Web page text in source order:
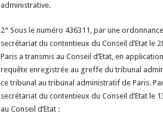
administrative.
2° Sous le numéro 436311, par une
secrétariat du contentieux du Conseil d’Etat
Paris a transmis au Conseil d’Etat, en
requête enregistrée au greffe du tribunal
ce tribunal au tribunal administratif de Paris.
secrétariat du contentieux du Conseil d’Etat le
au Conseil d’Etat :